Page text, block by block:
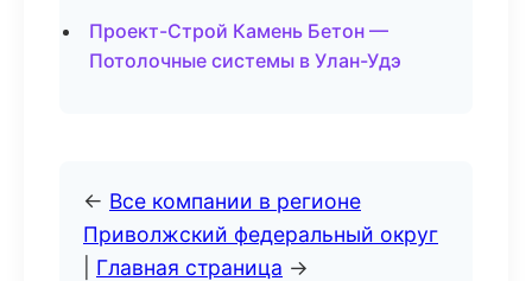
Проект-Строй Камень Бетон —
Потолочные системы в Улан-Удэ
← Все компании в регионе
Приволжский федеральный округ
Главная страница →